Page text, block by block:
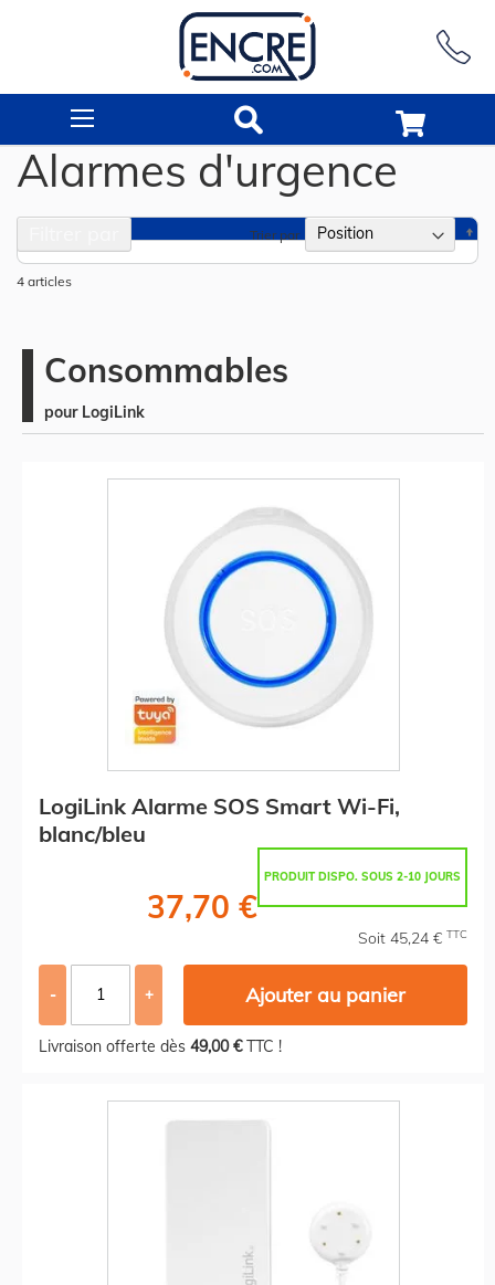
Alarmes d'urgence
4 articles
Trier par
Consommables
pour LogiLink
LogiLink Alarme SOS Smart Wi-Fi,
blanc/bleu
PRODUIT DISPO. SOUS 2-10 JOURS
37,70 €
Soit 45,24 € TTC
- + Ajouter au panier
Livraison offerte dès 49,00 €TTC !